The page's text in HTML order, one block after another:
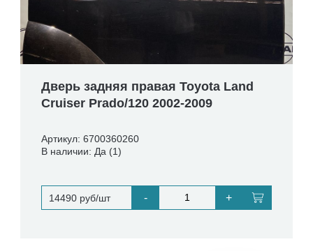
Дверь задняя правая Toyota Land
Cruiser Prado/120 2002-2009
Артикул: 6700360260
В наличии: Да (1)
14490 руб/шт - +